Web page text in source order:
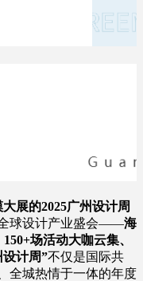
展的2025广州设计周
球设计产业盛会——海
场活动大咖云集、
计周”不仅是国际共
全城热情于一体的年度